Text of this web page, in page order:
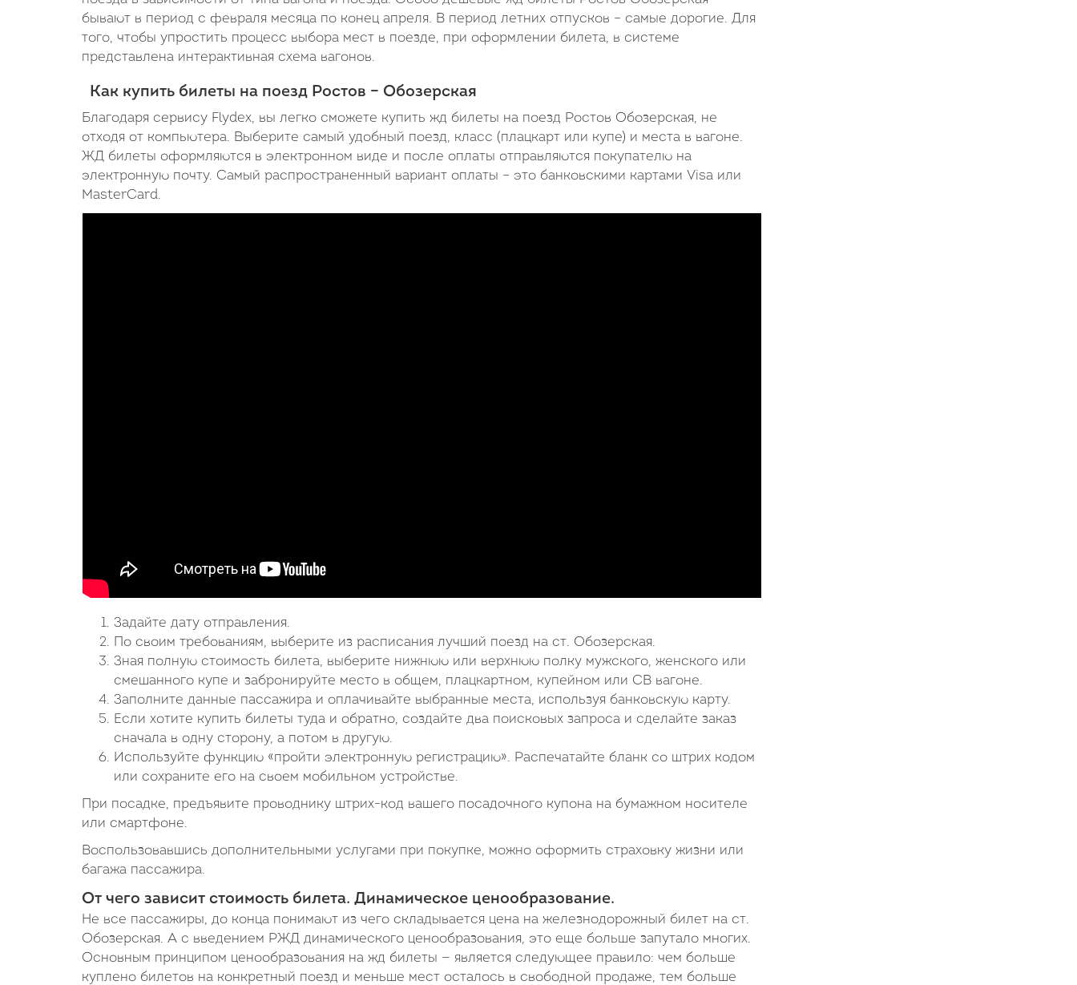
бывают в период с февраля месяца по конец апреля. В период летних отпусков – самые дорогие. Для
того, чтобы упростить процесс выбора мест в поезде, при оформлении билета, в системе
представлена интерактивная схема вагонов.
Как купить билеты на поезд Ростов – Обозерская
Благодаря сервису Flydex, вы легко сможете купить жд билеты на поезд Ростов Обозерская, не
отходя от компьютера. Выберите самый удобный поезд, класс (плацкарт или купе) и места в вагоне.
ЖД билеты оформляются в электронном виде и после оплаты отправляются покупателю на
электронную почту. Самый распространенный вариант оплаты – это банковскими картами Visa или
MasterCard.
Задайте дату отправления.
По своим требованиям, выберите из расписания лучший поезд на ст. Обозерская.
Зная полную стоимость билета, выберите нижнюю или верхнюю полку мужского, женского или
смешанного купе и забронируйте место в общем, плацкартном, купейном или СВ вагоне.
Заполните данные пассажира и оплачивайте выбранные места, используя банковскую карту.
Если хотите купить билеты туда и обратно, создайте два поисковых запроса и сделайте заказ
сначала в одну сторону, а потом в другую.
Используйте функцию «пройти электронную регистрацию». Распечатайте бланк со штрих кодом
или сохраните его на своем мобильном устройстве.
При посадке, предъявите проводнику штрих-код вашего посадочного купона на бумажном носителе
или смартфоне.
Воспользовавшись дополнительными услугами при покупке, можно оформить страховку жизни или
багажа пассажира.
От чего зависит стоимость билета. Динамическое ценообразование.
Не все пассажиры, до конца понимают из чего складывается цена на железнодорожный билет на ст.
Обозерская. А с введением РЖД динамического ценообразования, это еще больше запутало многих.
Основным принципом ценообразования на жд билеты — является следующее правило: чем больше
куплено билетов на конкретный поезд и меньше мест осталось в свободной продаже, тем больше